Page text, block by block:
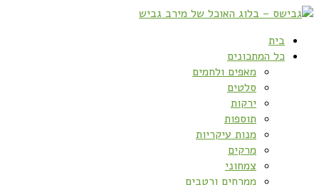
בית
כל המתכונים
מאפים ולחמים
סלטים
ירקות
תוספות
מנות עיקריות
מרקים
צמחוני
ממרחים ורטבים